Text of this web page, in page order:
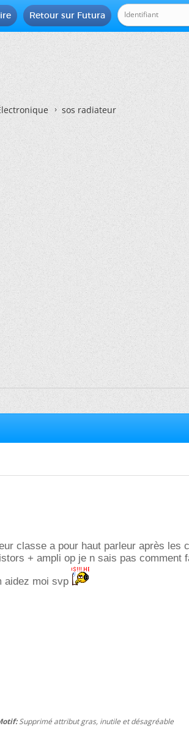
Retour sur Futura
sos radiateur
classe a pour haut parleur après les
+ ampli op je n sais pas comment
aidez moi svp
Supprimé attribut gras, inutile et désagréable